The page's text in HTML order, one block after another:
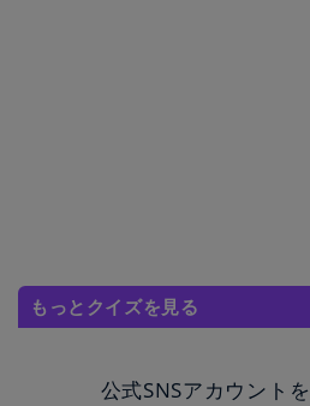
もっとクイズを見る
公式SNSアカウント